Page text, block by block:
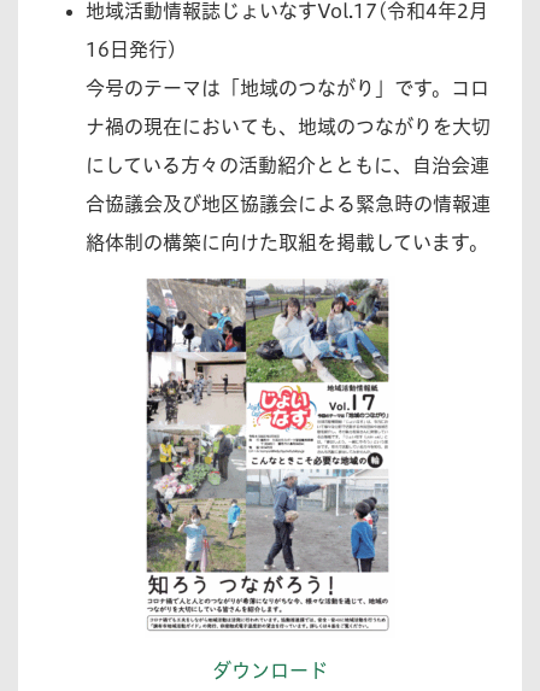
地域活動情報誌じょいなすVol.17(令和4年2月
16日発行)
今号のテーマは「地域のつながり」です。コロ
ナ禍の現在においても、地域のつながりを大切
にしている方々の活動紹介とともに、自治会連
合協議会及び地区協議会による緊急時の情報連
絡体制の構築に向けた取組を掲載しています。
ダウンロード